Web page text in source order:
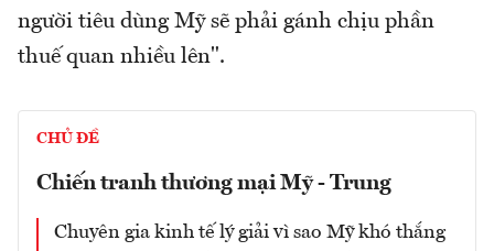
người tiêu dùng Mỹ sẽ phải gánh chịu phần
thuế quan nhiều lên".
CHỦ ĐỀ
Chiến tranh thương mại Mỹ - Trung
Chuyên gia kinh tế lý giải vì sao Mỹ khó thắng